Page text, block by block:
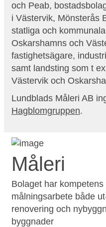
och Peab,
i Västervik, Mönsterås
statliga och
Oskarshamns och
fastighetsägare,
samt landsting som t
Västervik och
Lundblads Måleri AB
Hagblomgruppen.
Måleri
Bolaget har
målningsarbete både
renovering och
byggnader